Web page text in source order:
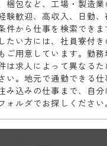
梱包など、工場・製造
験歓迎、高収入、日勤
件から仕事を検索できま
たい方には、社員寮付
ご用意しています。勤
は求人によって異なる
い。地元で通勤できる
み込みの仕事まで、自
ォルダでお探しください